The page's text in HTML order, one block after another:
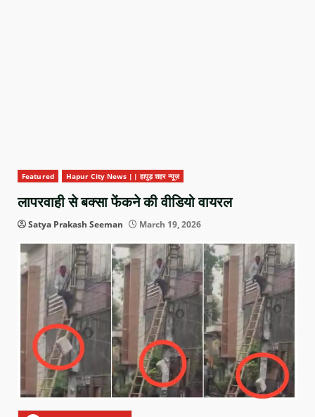
Featured Hapur City News || हापुड़ शहर न्यूज़
लापरवाही से बक्सा फेंकने की वीडियो वायरल
Satya Prakash Seeman March 19, 2026